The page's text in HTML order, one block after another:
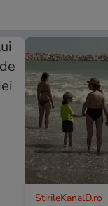
StirileKanalD.ro